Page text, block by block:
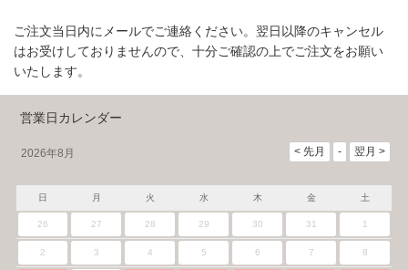
ご注文当日内にメールでご連絡ください。翌日以降のキャンセル
はお受けしておりませんので、十分ご確認の上でご注文をお願い
いたします。
営業日カレンダー
2026年8月
日 月 火 水 木 金 土
26 27 28 29 30 31 1
2 3 4 5 6 7 8